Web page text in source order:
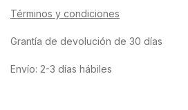
Términos y condiciones
Grantía de devolución de 30 días
Envío: 2-3 días hábiles